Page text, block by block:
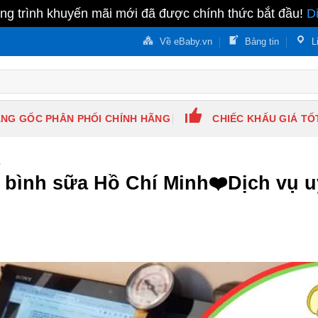
trình khuyến mãi mới đã được chính thức bắt đầu!
Về eBaby.vn Bảng tin
GỐC PHÂN PHỐI CHÍNH HÃNG CHIẾC KHẤU GIÁ
bình sữa Hồ Chí Minh❤️️Dịch vụ